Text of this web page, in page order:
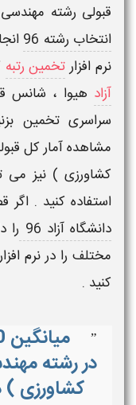
قبولی رشته
انتخاب رشته 96
نرم افزارتخمین رتبه
آزاد هیوا ، شانس
سراسری تخمین
مشاهده آمار کل
کشاورزی ) نیز می
استفاده کنید .
دانشگاه آزاد 96
را
مختلف را درنرم
کنید .
”
در رشته
کشاورزی )